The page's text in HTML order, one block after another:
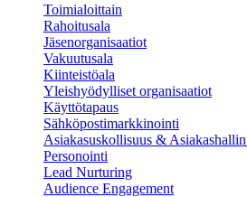
Toimialoittain
Rahoitusala
Jäsenorganisaatiot
Vakuutusala
Kiinteistöala
Yleishyödylliset organisaatiot
Käyttötapaus
Sähköpostimarkkinointi
Asiakasuskollisuus &
Personointi
Lead Nurturing
Audience Engagement